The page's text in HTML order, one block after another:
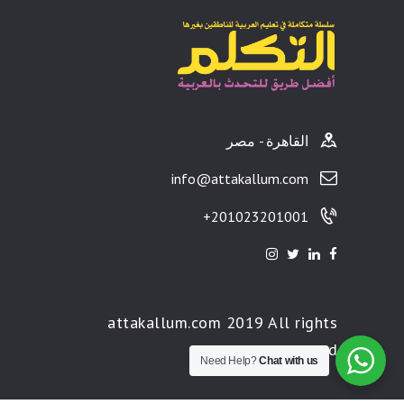
القاهرة - مصر
info@attakallum.com
201023201001+
attakallum.com 2019 All rights
reserved
Need Help?Chat with us